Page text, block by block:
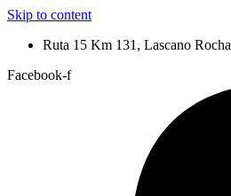
Skip to content
Ruta 15 Km 131, Lascano Rocha
Facebook-f